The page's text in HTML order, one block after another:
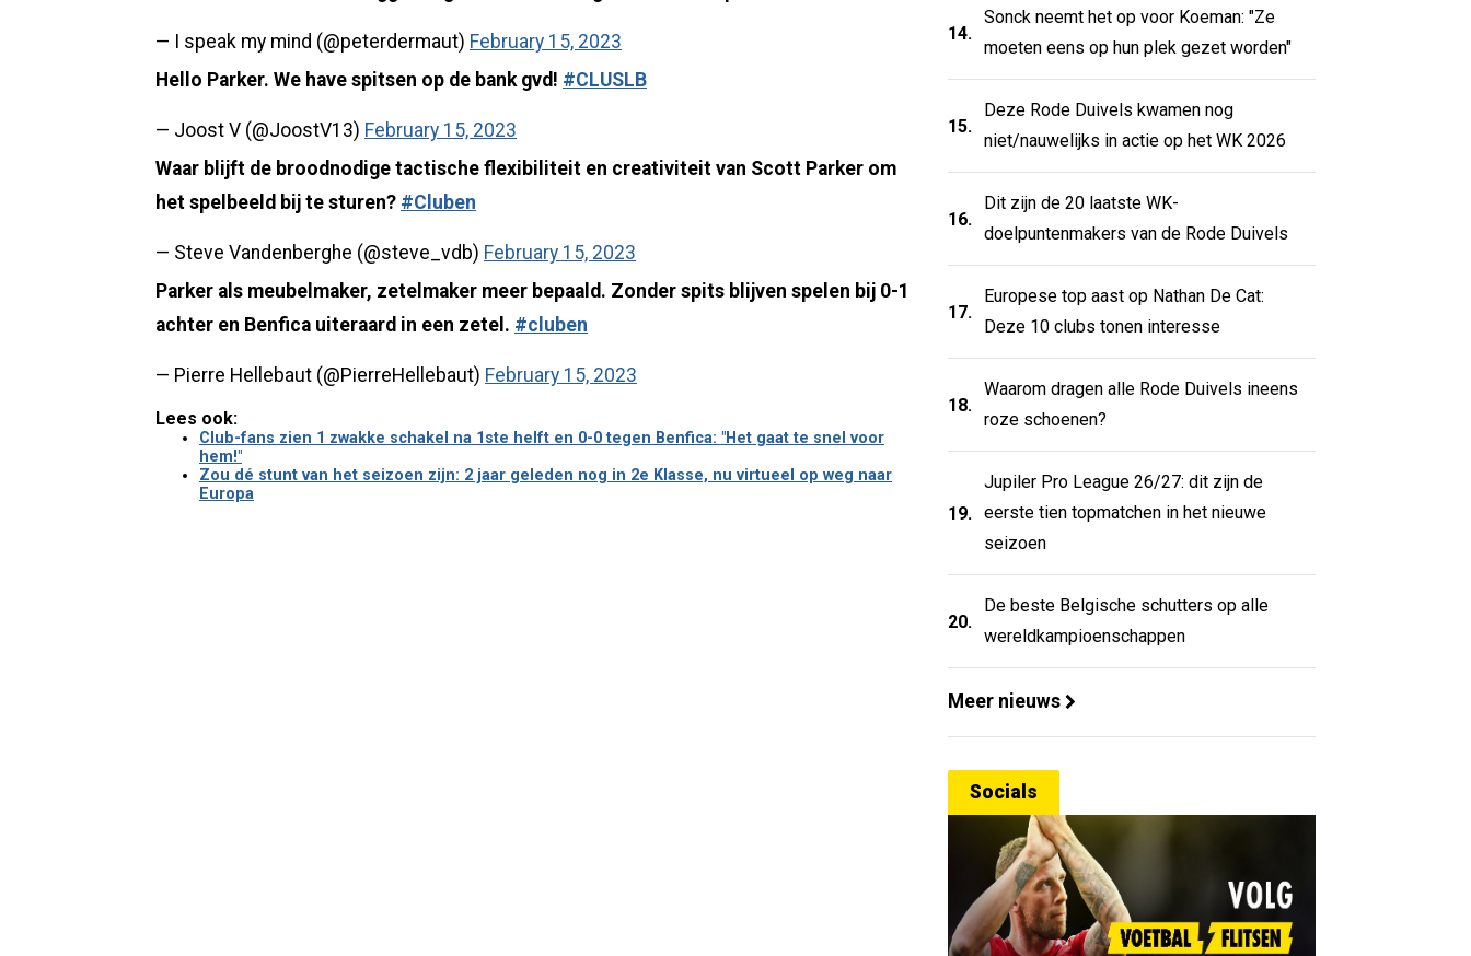
— I speak my mind (@peterdermaut) February 15, 2023
Hello Parker. We have spitsen op de bank gvd! #CLUSLB
— Joost V (@JoostV13) February 15, 2023
Waar blijft de broodnodige tactische flexibiliteit en creativiteit van Scott Parker om
het spelbeeld bij te sturen? #Cluben
— Steve Vandenberghe (@steve_vdb) February 15, 2023
Parker als meubelmaker, zetelmaker meer bepaald. Zonder spits blijven spelen bij 0-1
achter en Benfica uiteraard in een zetel. #cluben
— Pierre Hellebaut (@PierreHellebaut) February 15, 2023
Lees ook:
Club-fans zien 1 zwakke schakel na 1ste helft en 0-0 tegen Benfica: "Het gaat te snel voor
hem!"
Zou dé stunt van het seizoen zijn: 2 jaar geleden nog in 2e Klasse, nu virtueel op weg naar
Europa
14.
Sonck neemt het op voor Koeman: "Ze
moeten eens op hun plek gezet worden"
15.
Deze Rode Duivels kwamen nog
niet/nauwelijks in actie op het WK 2026
16.
Dit zijn de 20 laatste WK-
doelpuntenmakers van de Rode Duivels
17.
Europese top aast op Nathan De Cat:
Deze 10 clubs tonen interesse
18.
Waarom dragen alle Rode Duivels ineens
roze schoenen?
19.
Jupiler Pro League 26/27: dit zijn de
eerste tien topmatchen in het nieuwe
seizoen
20.
De beste Belgische schutters op alle
wereldkampioenschappen
Meer nieuws
Socials